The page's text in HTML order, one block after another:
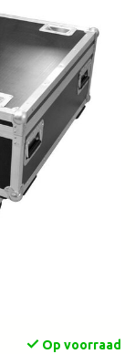
Op voorraad